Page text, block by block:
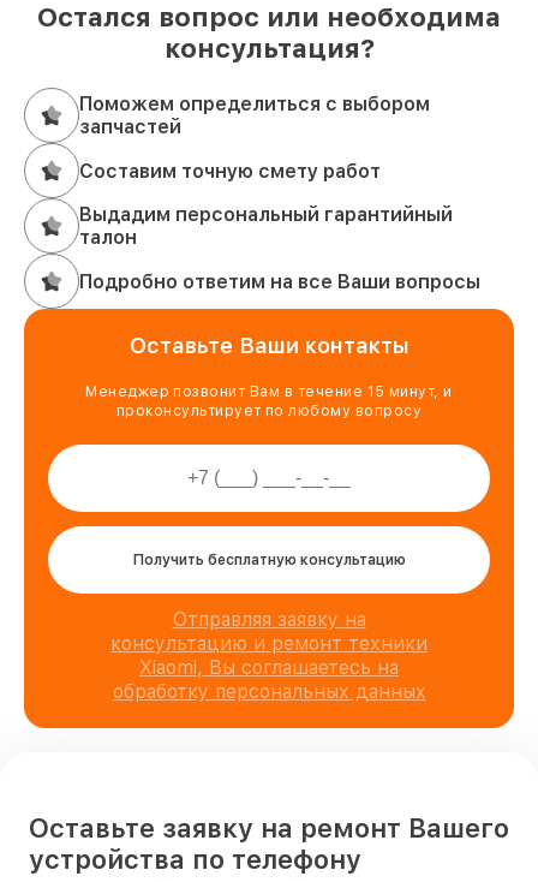
Остался вопрос или необходима
консультация?
Поможем определиться с выбором
запчастей
Составим точную смету работ
Выдадим персональный гарантийный
талон
Подробно ответим на все Ваши вопросы
Оставьте Ваши контакты
Менеджер позвонит Вам в течение 15 минут, и
проконсультирует по любому вопросу
Получить бесплатную консультацию
Отправляя заявку на
консультацию и ремонт техники
Xiaomi, Вы соглашаетесь на
обработку персональных данных
Оставьте заявку на ремонт Вашего
устройства по телефону